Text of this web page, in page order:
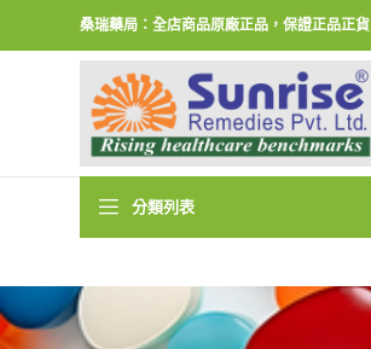
桑瑞藥局：全店商品原廠正品，保證正品正貨
分類列表